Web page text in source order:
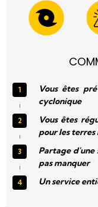
Vous êtes
cyclonique
Vous êtes
pour les terres
Partage d'une
pas manquer
Un service